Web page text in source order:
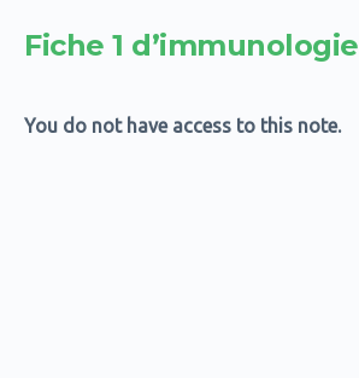
Fiche 1 d’immunologie
You do not have access to this note.